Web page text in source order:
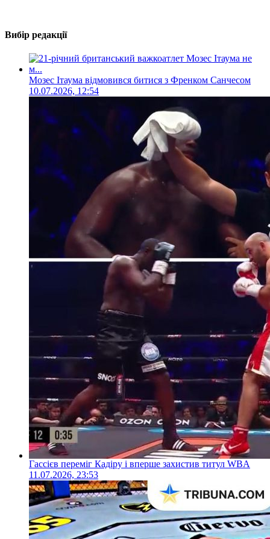
Вибір редакції
Мозес Ітаума відмовився битися з Френком Санчесом
10.07.2026, 12:54
Гассієв переміг Кадіру і вперше захистив титул WBA
11.07.2026, 23:53